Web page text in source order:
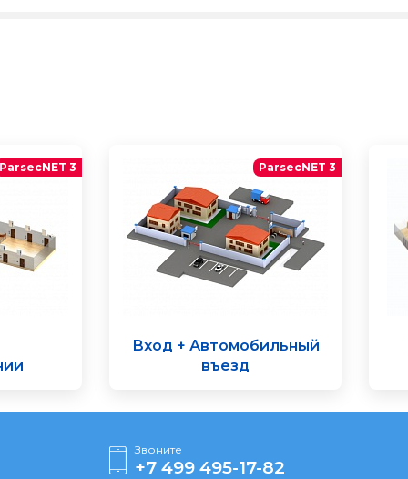
ParsecNET 3 ParsecNET 3
Вход + Автомобильный
въезд
Звоните
+7 499 495-17-82